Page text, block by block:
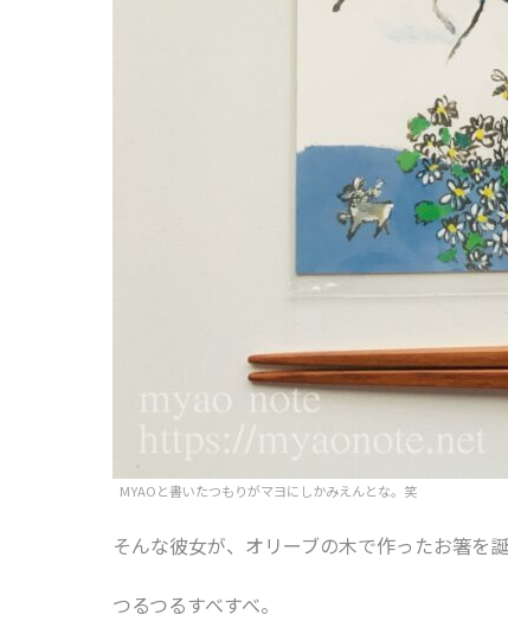
MYAOと書いたつもりがマヨにしかみえんとな。笑
そんな彼女が、オリーブの木で作ったお箸を
つるつるすべすべ。